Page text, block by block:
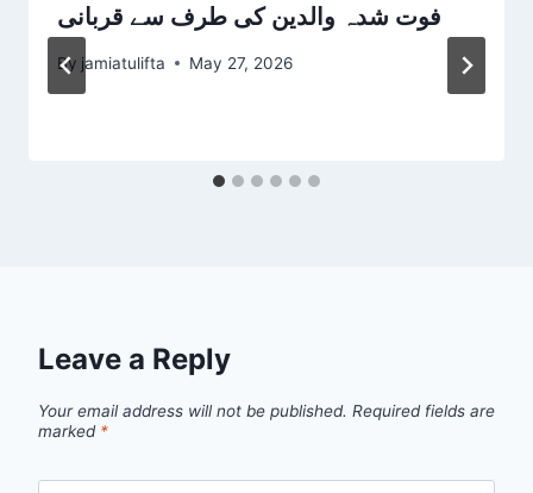
فوت شدہ والدین کی طرف سے قربانی
By jamiatulifta May 27, 2026
Leave a Reply
Your email address will not be published. Required fields are
marked *